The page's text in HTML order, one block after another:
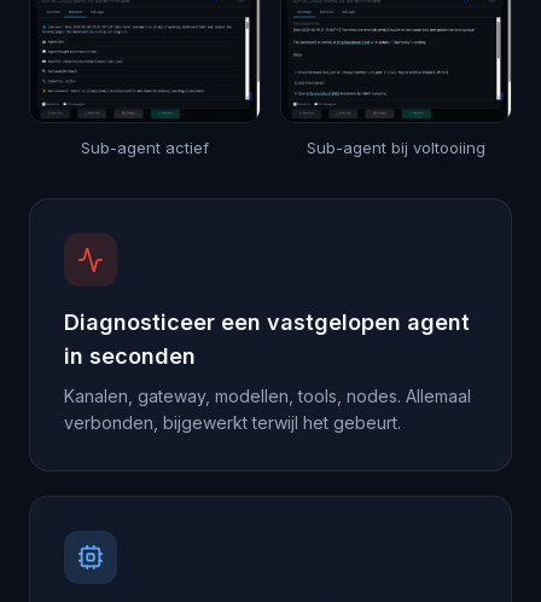
Sub-agent actief Sub-agent bij voltooiing
Diagnosticeer een vastgelopen agent
in seconden
Kanalen, gateway, modellen, tools, nodes. Allemaal
verbonden, bijgewerkt terwijl het gebeurt.